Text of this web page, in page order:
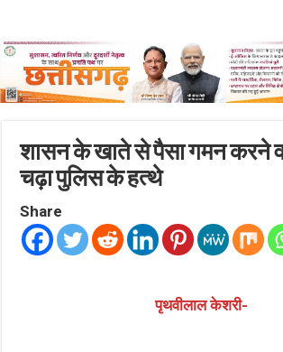
शासन के खाते से पैसा गमन करने
चढ़ा पुलिस के हत्थे
Share
पृथवीलाल केशरी-